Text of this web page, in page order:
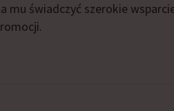
mu świadczyć szerokie